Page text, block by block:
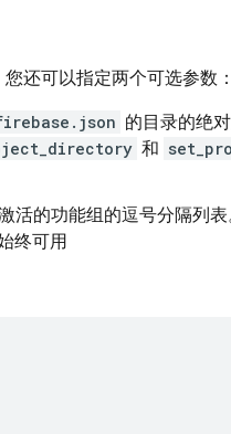
还可以指定两个可选参数：
的目录的绝
和
激活的功能组的逗号分隔列
终可用